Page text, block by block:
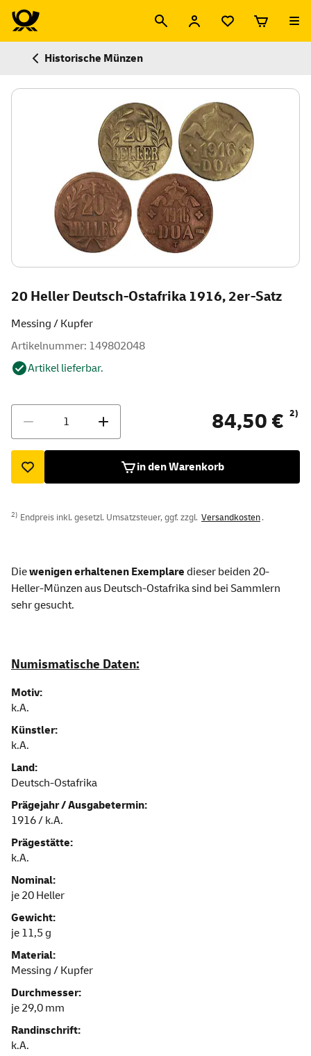
Historische Münzen
20 Heller Deutsch-Ostafrika 1916, 2er-Satz
Messing / Kupfer
Artikelnummer: 149802048
Artikel lieferbar.
84,50 € 2)
in den Warenkorb
2) Endpreis inkl. gesetzl. Umsatzsteuer, ggf. zzgl. Versandkosten.
Diewenigen erhaltenen Exemplare dieser beiden 20-
Heller-Münzen aus Deutsch-Ostafrika sind bei Sammlern
sehr gesucht.
Numismatische Daten:
Motiv:
k.A.
Künstler:
k.A.
Land:
Deutsch-Ostafrika
Prägejahr / Ausgabetermin:
1916 / k.A.
Prägestätte:
k.A.
Nominal:
je 20 Heller
Gewicht:
je 11,5 g
Material:
Messing / Kupfer
Durchmesser:
je 29,0 mm
Randinschrift:
k.A.